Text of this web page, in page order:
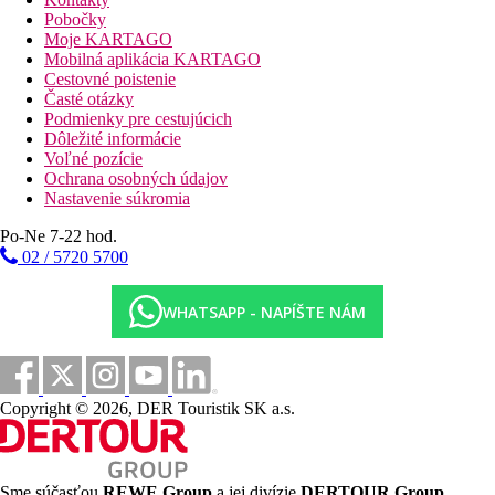
20 km
Vzdialenosť od najbližšieho letiska
Pláž
Plážová dovolenka
bazény
Fotogaléria
Pobočky
Moje KARTAGO
Mobilná aplikácia KARTAGO
Cestovné poistenie
Časté otázky
Podmienky pre cestujúcich
Dôležité informácie
Voľné pozície
Ochrana osobných údajov
Nastavenie súkromia
Po-Ne 7-22 hod.
02 / 5720 5700
WHATSAPP - NAPÍŠTE NÁM
Copyright © 2026, DER Touristik SK a.s.